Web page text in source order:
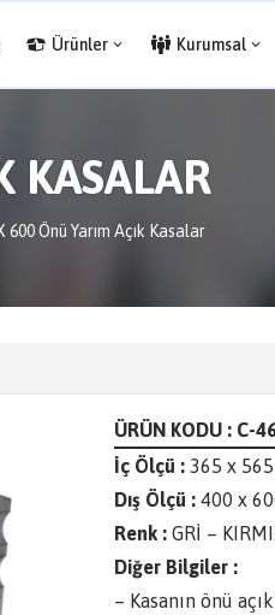
Ürünler Kurumsal
KASALAR
600 Önü Yarım Açık Kasalar
ÜRÜN KODU : C-
İç Ölçü : 365 x
Dış Ölçü : 400 x
Renk : GRİ –
Diğer Bilgiler :
– Kasanın önü